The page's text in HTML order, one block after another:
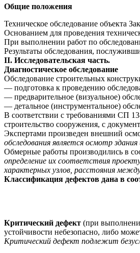
Общие положения
Техническое обследование объекта
Основанием для проведения
При выполнении работ по
Результаты обследования,
II. Исследовательская часть.
Диагностическое обследование
Обследование строительных
— подготовка к проведению
— предварительное (визуальное)
— детальное (инструментальное)
В соответствии с требованиями СП
строительство сооружения, с
Экспертами произведен внешний
обследования является осмотр
Обмерные работы производились в
определение их соответствия
характерных узлов, расстояния
Классификация дефектов дана в
Критический дефект (при
устойчивости небезопасно, либо
Критический дефект подлежит